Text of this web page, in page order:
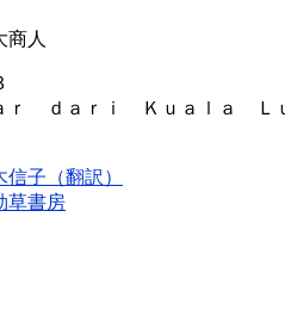
商人
ｒ ｄａｒｉ Ｋｕａｌａ Ｌ
信子（翻訳）
草書房